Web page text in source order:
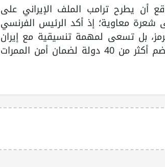
أن يطرح ترامب الملف الإيراني على
شعرة معاوية؛ إذ أكد الرئيس الفرنسي
بل تسعى لمهمة تنسيقية مع إيران
لتأمين الملاحة، تزامناً مع ترتيبات لعقد اجتماع دولي موسع يضم أكثر من 40 دولة لضمان أمن الممرات